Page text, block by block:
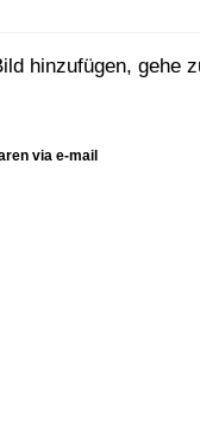
hinzufügen, gehe
via e-mail